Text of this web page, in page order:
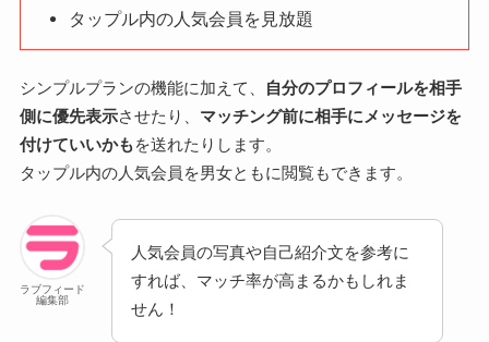
タップル内の人気会員を見放題
シンプルプランの機能に加えて、
自分のプロフィールを相手
側に優先表示させたり、 マッチング前に相手にメッセージを
付けていいかもを送れたりします。
タップル内の人気会員を男女ともに閲覧もできます。
ラブフィード
編集部
人気会員の写真や自己紹介文を参考に
すれば、マッチ率が高まるかもしれま
せん！